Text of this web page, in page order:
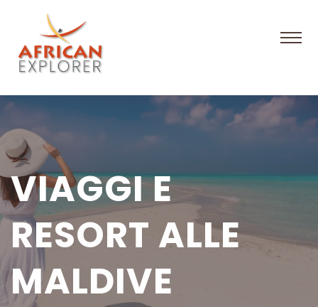
VIAGGI E
RESORT ALLE
MALDIVE